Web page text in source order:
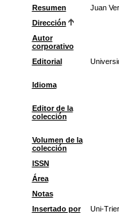
Resumen
Juan
Dirección
Autor
corporativo
Editorial
Idioma
Editor de la
colección
Volumen de la
colección
ISSN
Área
Notas
Insertado por
Uni-